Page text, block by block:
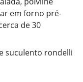
em forno pré-
de 30
suculento rondelli